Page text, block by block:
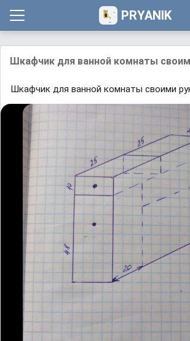
PRYANIK
Шкафчик для ванной комнаты
Шкафчик для ванной комнаты своими